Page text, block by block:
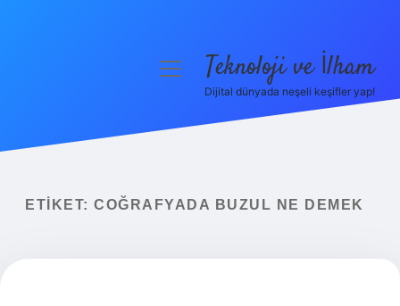
Yasal Uyarı
menüyüTeknoloji ve İlham
Dijital dünyada neşeli keşifler yap!
ETIKET: COĞRAFYADA BUZUL NE DEMEK